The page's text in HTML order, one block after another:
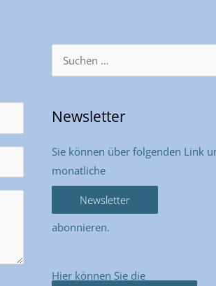
Suchen
Newsletter
Sie können über folgenden Link
monatliche
Newsletter
abonnieren.
Hier können Sie die